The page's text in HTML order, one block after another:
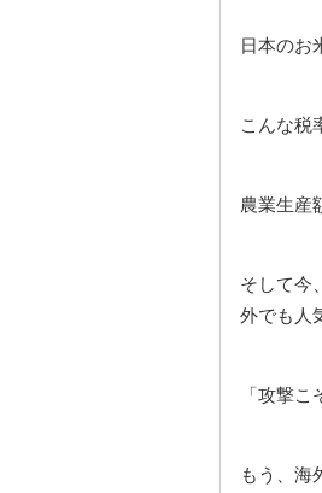
日本のお
こんな税
農業生産
そして今
外でも人
「攻撃
もう、海